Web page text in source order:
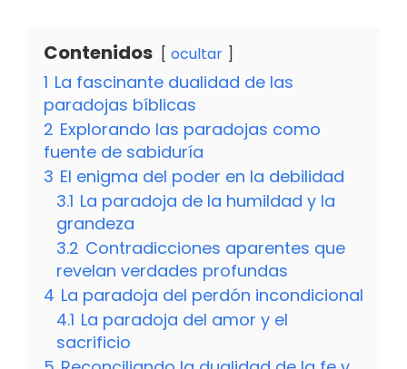
Contenidos ocultar
1 La fascinante dualidad de las
paradojas bíblicas
2 Explorando las paradojas como
fuente de sabiduría
3 El enigma del poder en la debilidad
3.1 La paradoja de la humildad y la
grandeza
3.2 Contradicciones aparentes que
revelan verdades profundas
4 La paradoja del perdón incondicional
4.1 La paradoja del amor y el
sacrificio